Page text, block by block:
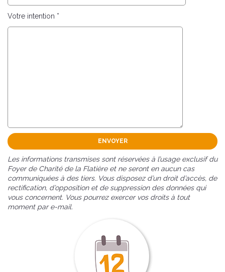
Votre intention *
Les informations transmises sont réservées à l’usage exclusif du
Foyer de Charité de la Flatière et ne seront en aucun cas
communiquées à des tiers. Vous disposez d’un droit d’accès, de
rectification, d’opposition et de suppression des données qui
vous concernent. Vous pourrez exercer vos droits à tout
moment par e-mail.